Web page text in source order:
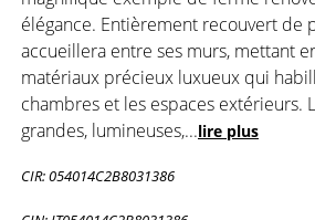
élégance. Entièrement recouvert de
accueillera entre ses murs, mettant
matériaux précieux luxueux qui
chambres et les espaces extérieurs.
grandes, lumineuses,...lire plus
CIR: 054014C2B8031386